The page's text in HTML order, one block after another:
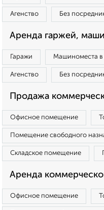
Агенство Без
Аренда гаржей,
Гаражи Машиноместа в
Агенство Без
Продажа
Офисное помещение
Помещение свободного
Складское помещение
Аренда
Офисное помещение